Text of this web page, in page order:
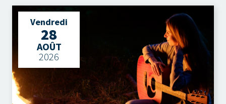
Vendredi
28
AOÛT
2026